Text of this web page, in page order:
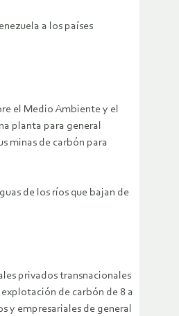
a los países
el Medio Ambiente y el
planta para general
minas de carbón para
de los ríos que bajan de
privados transnacionales
de carbón de 8 a
y empresariales de general